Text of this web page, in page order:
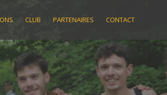
CLUB PARTENAIRES CONTACT